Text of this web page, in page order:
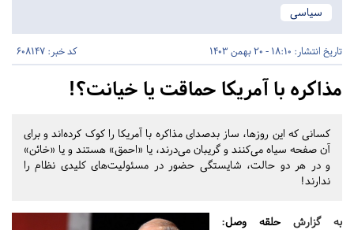
سیاسی
تاریخ انتشار: 18:10 - 20 بهمن 1403 کد خبر: 608147
مذاکره با آمریکا حماقت یا خیانت؟!
کسانی که این روزها، ساز بد‌صدای مذاکره با آمریکا را کوک کرده‌اند و برای
آن صفحه سیاه می‌کنند و ‌گریبان می‌درند، یا «‌احمق‌» هستند و یا «‌خائن‌»
و در هر دو حالت، شایستگی حضور در مسئولیت‌های کلیدی نظام را
ندارند!
به گزارش حلقه وصل: